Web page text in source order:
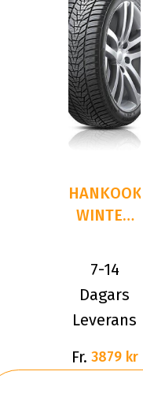
HANKOOK
WINTER
EVO3
W330
275/35R
7-14
Dagars
Leverans
Fr. 3879 kr